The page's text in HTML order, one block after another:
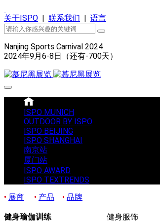
关于ISPO | 联系我们 | 语言
Nanjing Sports Carnival 2024
2024年9月6-8日（还有-700天）
ISPO MUNICH
OUTDOOR BY ISPO
ISPO BEIJING
ISPO SHANGHAI
南京站
厦门站
ISPO AWARD
ISPO TEXTRENDS
• 展商 • 产品 • 品牌
健身瑜伽训练 健身服饰